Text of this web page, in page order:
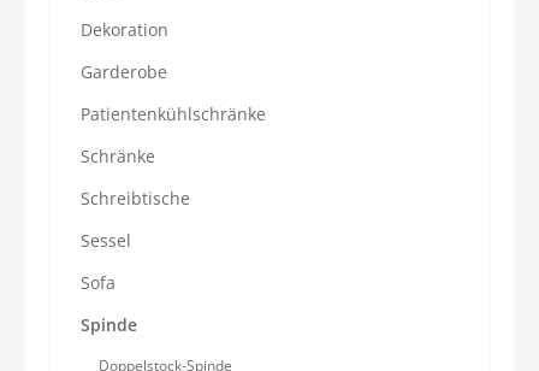
Dekoration
Garderobe
Patientenkühlschränke
Schränke
Schreibtische
Sessel
Sofa
Spinde
Doppelstock-Spinde